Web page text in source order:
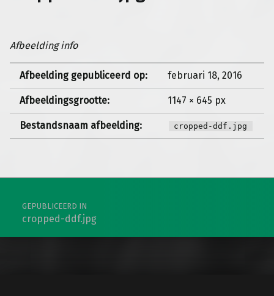
Afbeelding info
Afbeelding gepubliceerd op: februari 18, 2016
Afbeeldingsgrootte: 1147 × 645 px
Bestandsnaam afbeelding: cropped-ddf.jpg
Berichtnavigatie
GEPUBLICEERD IN
cropped-ddf.jpg